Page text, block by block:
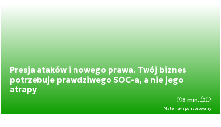
Presja ataków i nowego prawa. Twój biznes
potrzebuje prawdziwego SOC-a, a nie jego
atrapy
Materiał sponsorowany
8 min.